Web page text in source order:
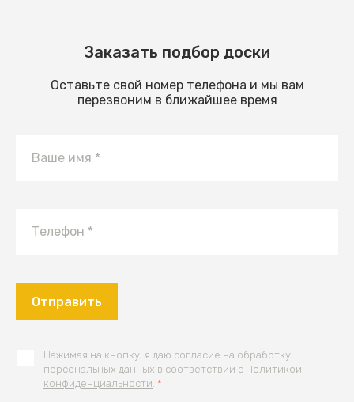
Заказать подбор доски
Оставьте свой номер телефона и мы вам
перезвоним в ближайшее время
Нажимая на кнопку, я даю согласие на обработку
персональных данных в соответствии с Политикой
конфиденциальности. *
Отправить